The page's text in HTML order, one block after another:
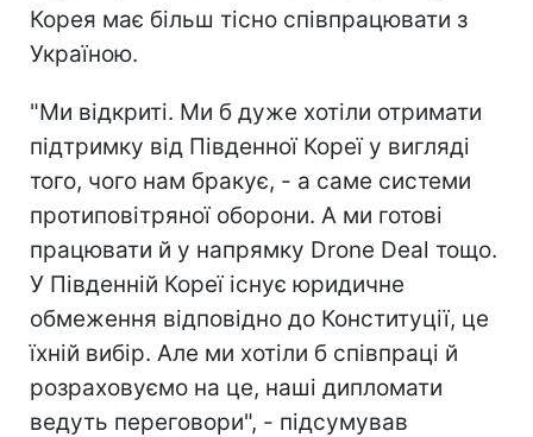
Корея має більш тісно співпрацювати з
Україною.
"Ми відкриті. Ми б дуже хотіли отримати
підтримку від Південної Кореї у вигляді
того, чого нам бракує, - а саме системи
протиповітряної оборони. А ми готові
працювати й у напрямку Drone Deal тощо.
У Південній Кореї існує юридичне
обмеження відповідно до Конституції, це
їхній вибір. Але ми хотіли б співпраці й
розраховуємо на це, наші дипломати
ведуть переговори", - підсумував